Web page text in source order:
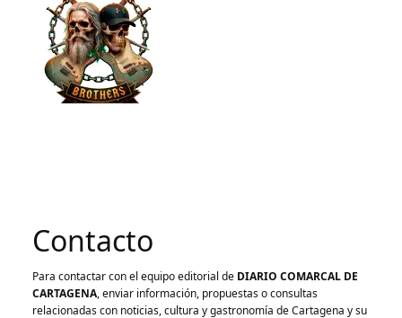
Contacto
Para contactar con el equipo editorial de DIARIO COMARCAL DE
CARTAGENA, enviar información, propuestas o consultas
relacionadas con noticias, cultura y gastronomía de Cartagena y su